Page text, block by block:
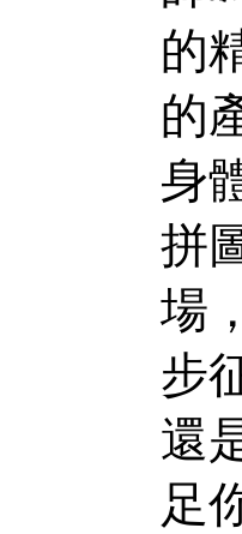
的
的
身
拼
場
步
還
足